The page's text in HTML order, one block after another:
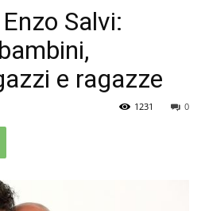
Salvi:
e ragazze
0
1231